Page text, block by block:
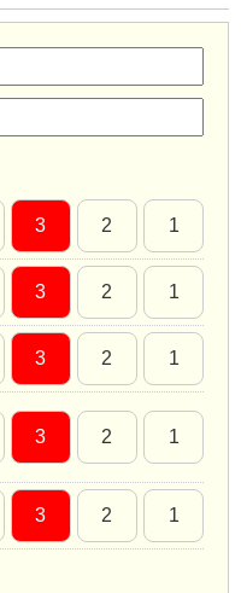
3 2 1
3 2 1
3 2 1
3 2 1
3 2 1